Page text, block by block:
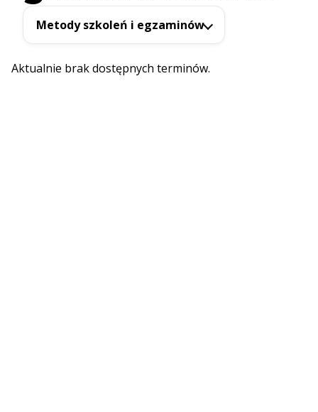
Metody szkoleń i egzaminów
Aktualnie brak dostępnych terminów.